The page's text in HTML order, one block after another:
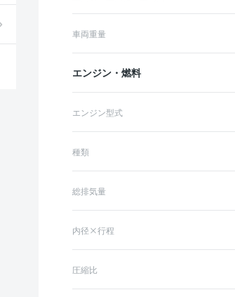
車両重量
エンジン・燃料
エンジン型式
種類
総排気量
内径×行程
圧縮比